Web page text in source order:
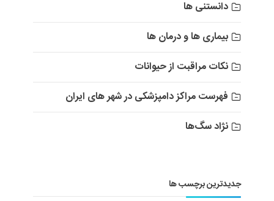
دانستنی ها
بیماری ها و درمان ها
نکات مراقبت از حیوانات
فهرست مراکز دامپزشکی در شهر های ایران
نژاد سگ‌ها
جدیدترین برچسب ها